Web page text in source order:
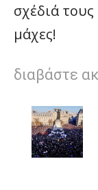
σχέδιά
μάχες!
διαβάστε